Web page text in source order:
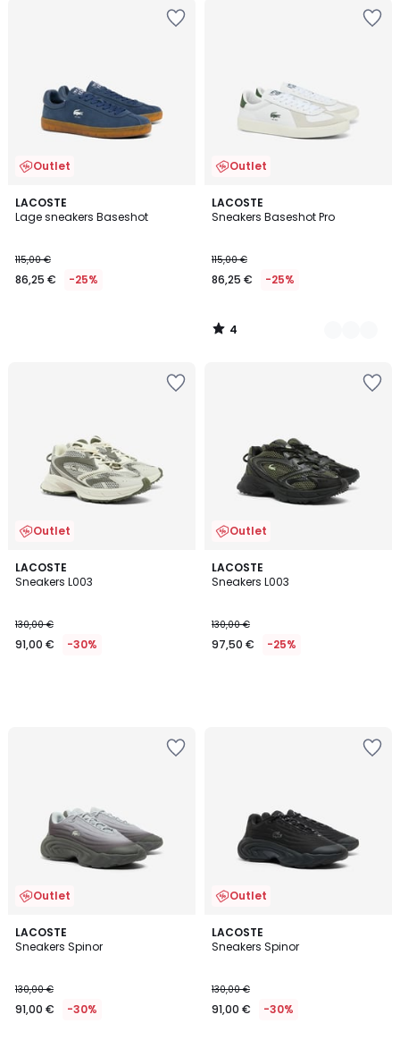
Outlet
LACOSTE
Lage sneakers Baseshot
115,00 €
86,25 € -25%
Outlet
LACOSTE
Sneakers Baseshot Pro
115,00 €
86,25 € -25%
4
/
2
Kleuren
4
/
Outlet
LACOSTE
Sneakers L003
130,00 €
91,00 € -30%
Outlet
LACOSTE
Sneakers L003
130,00 €
97,50 € -25%
Outlet
LACOSTE
Sneakers Spinor
130,00 €
91,00 € -30%
Outlet
LACOSTE
Sneakers Spinor
130,00 €
91,00 € -30%